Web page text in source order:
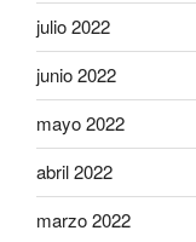
julio 2022
junio 2022
mayo 2022
abril 2022
marzo 2022